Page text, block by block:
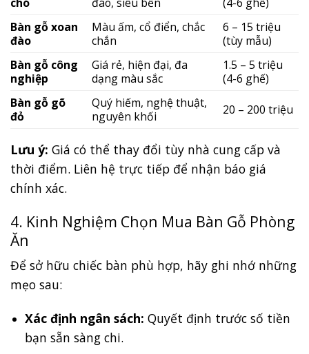
Bàn gỗ xoan
đào
Màu ấm, cổ điển, chắc
chắn
6 – 15 triệu
(tùy mẫu)
Bàn gỗ công
nghiệp
Giá rẻ, hiện đại, đa
dạng màu sắc
1.5 – 5 triệu
(4-6 ghế)
Bàn gỗ gõ
đỏ
Quý hiếm, nghệ thuật,
nguyên khối
20 – 200 triệu
Lưu ý: Giá có thể thay đổi tùy nhà cung cấp và
thời điểm. Liên hệ trực tiếp để nhận báo giá
chính xác.
4. Kinh Nghiệm Chọn Mua Bàn Gỗ Phòng
Ăn
Để sở hữu chiếc bàn phù hợp, hãy ghi nhớ những
mẹo sau:
Xác định ngân sách: Quyết định trước số tiền
bạn sẵn sàng chi.